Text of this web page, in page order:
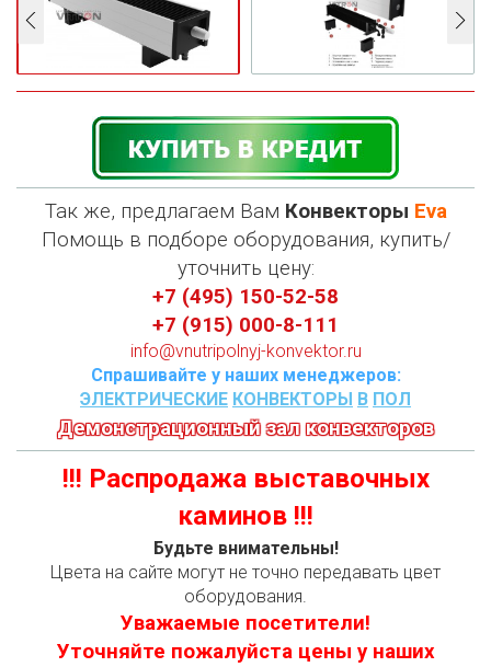
Так же, предлагаем Вам Конвекторы Eva
Помощь в подборе оборудования, купить/
уточнить цену:
+7 (495) 150-52-58
+7 (915) 000-8-111
info@vnutripolnyj-konvektor.ru
Спрашивайте у наших менеджеров:
ЭЛЕКТРИЧЕСКИЕ КОНВЕКТОРЫ В ПОЛ
Демонстрационный зал конвекторов
!!! Распродажа выставочных
каминов !!!
Будьте внимательны!
Цвета на сайте могут не точно передавать цвет
оборудования.
Уважаемые посетители!
Уточняйте пожалуйста цены у наших